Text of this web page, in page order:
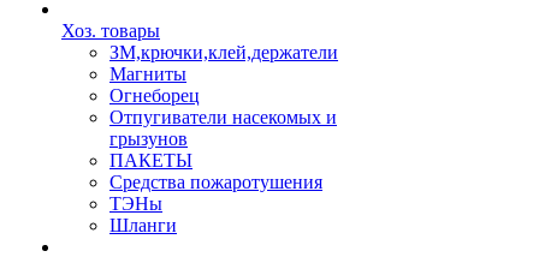
Хоз. товары
ЗМ,крючки,клей,держатели
Магниты
Огнеборец
Отпугиватели насекомых и
грызунов
ПАКЕТЫ
Средства пожаротушения
ТЭНы
Шланги